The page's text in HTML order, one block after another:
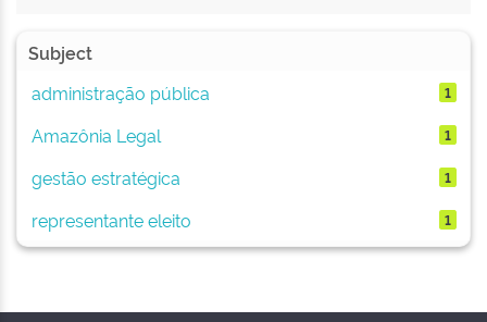
Subject
administração pública
1
Amazônia Legal 1
gestão estratégica 1
representante eleito 1